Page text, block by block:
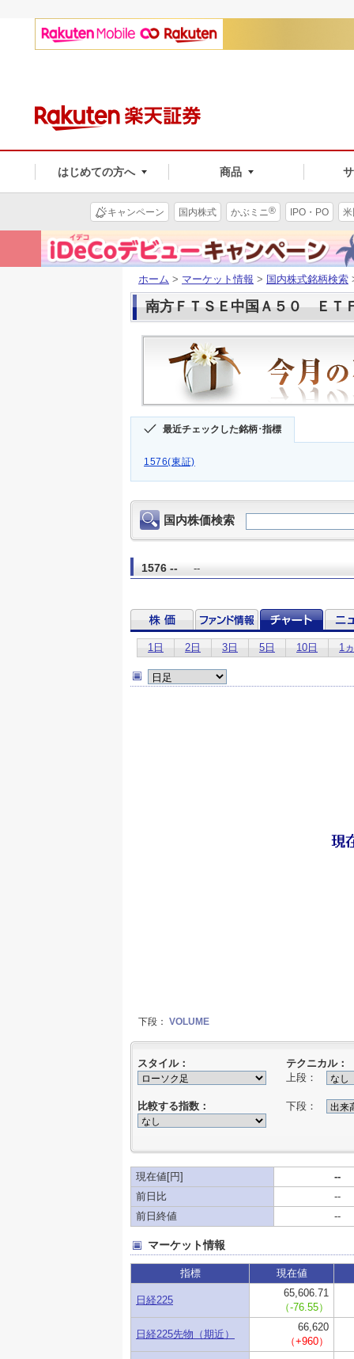
はじめての方へ 商品
キャンペーン 国内株式 かぶミニ® IPO・PO
ホーム > マーケット情報 > 国内株式銘柄検索
南方ＦＴＳＥ中国Ａ５０ ＥＴ
最近チェックした銘柄･指標
1576(東証)